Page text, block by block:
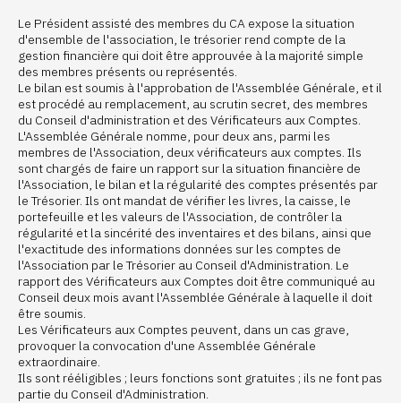
Le Président assisté des membres du CA expose la situation
d'ensemble de l'association, le trésorier rend compte de la
gestion financière qui doit être approuvée à la majorité simple
des membres présents ou représentés.
Le bilan est soumis à l'approbation de l'Assemblée Générale, et il
est procédé au remplacement, au scrutin secret, des membres
du Conseil d'administration et des Vérificateurs aux Comptes.
L'Assemblée Générale nomme, pour deux ans, parmi les
membres de l'Association, deux vérificateurs aux comptes. Ils
sont chargés de faire un rapport sur la situation financière de
l'Association, le bilan et la régularité des comptes présentés par
le Trésorier. Ils ont mandat de vérifier les livres, la caisse, le
portefeuille et les valeurs de l'Association, de contrôler la
régularité et la sincérité des inventaires et des bilans, ainsi que
l'exactitude des informations données sur les comptes de
l'Association par le Trésorier au Conseil d'Administration. Le
rapport des Vérificateurs aux Comptes doit être communiqué au
Conseil deux mois avant l'Assemblée Générale à laquelle il doit
être soumis.
Les Vérificateurs aux Comptes peuvent, dans un cas grave,
provoquer la convocation d'une Assemblée Générale
extraordinaire.
Ils sont rééligibles ; leurs fonctions sont gratuites ; ils ne font pas
partie du Conseil d'Administration.